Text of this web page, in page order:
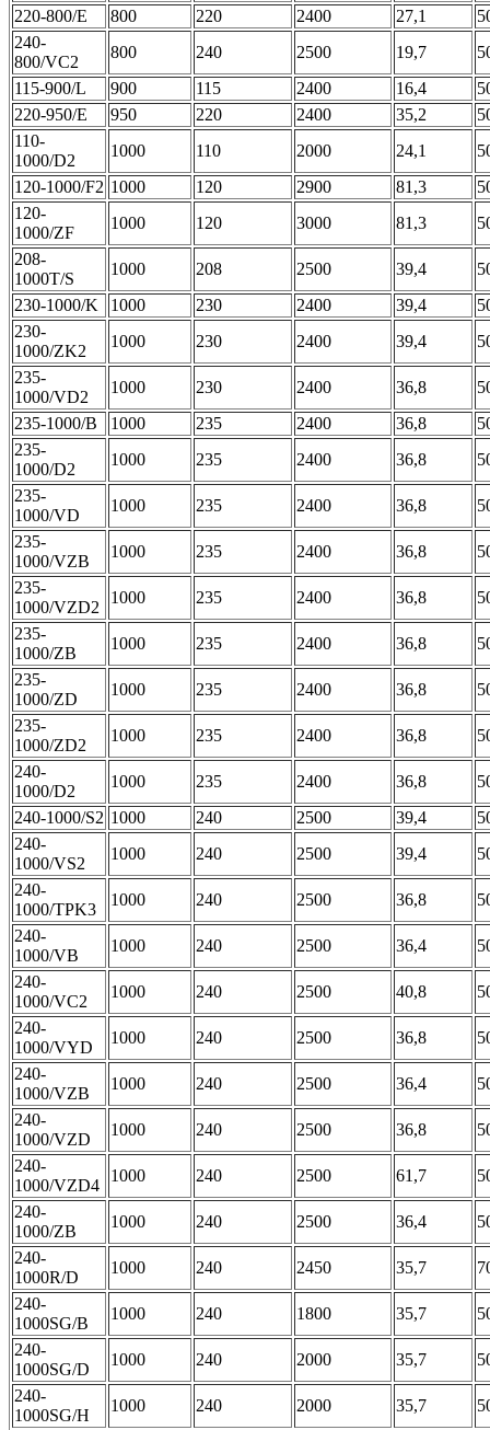
220-800/E
800 220 2400 27,1
240-
800/VC2
800 240 2500 19,7
115-900/L
900 115 2400 16,4
220-950/E
950 220 2400 35,2
110-
1000/D2
1000 110 2000 24,1
120-1000/F2 1000 120 2900 81,3
120-
1000/ZF
1000 120 3000 81,3
208-
1000T/S
1000 208 2500 39,4
230-1000/K
1000 230 2400 39,4
230-
1000/ZK2
1000 230 2400 39,4
235-
1000/VD2
1000 230 2400 36,8
235-1000/B
1000 235 2400 36,8
235-
1000/D2
1000 235 2400 36,8
235-
1000/VD
1000 235 2400 36,8
235-
1000/VZB
1000 235 2400 36,8
235-
1000/VZD2
1000 235 2400 36,8
235-
1000/ZB
1000 235 2400 36,8
235-
1000/ZD
1000 235 2400 36,8
235-
1000/ZD2
1000 235 2400 36,8
240-
1000/D2
1000 235 2400 36,8
240-1000/S2 1000 240 2500 39,4
240-
1000/VS2
1000 240 2500 39,4
240-
1000/TPK3
1000 240 2500 36,8
240-
1000/VB
1000 240 2500 36,4
240-
1000/VC2
1000 240 2500 40,8
240-
1000/VYD
1000 240 2500 36,8
240-
1000/VZB
1000 240 2500 36,4
240-
1000/VZD
1000 240 2500 36,8
240-
1000/VZD4
1000 240 2500 61,7
240-
1000/ZB
1000 240 2500 36,4
240-
1000R/D
1000 240 2450 35,7
240-
1000SG/B
1000 240 1800 35,7
240-
1000SG/D
1000 240 2000 35,7
240-
1000SG/H
1000 240 2000 35,7